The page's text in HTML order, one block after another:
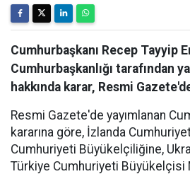
Cumhurbaşkanı Recep Tayyip
Cumhurbaşkanlığı tarafından
hakkında karar, Resmi
Resmi Gazete'de yayımlanan
kararına göre, İzlanda
Cumhuriyeti Büyükelçiliğine,
Türkiye Cumhuriyeti